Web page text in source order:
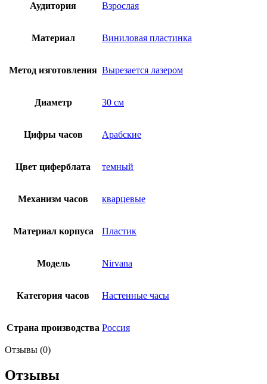
Аудитория Взрослая
Материал Виниловая пластинка
Метод изготовления Вырезается лазером
Диаметр 30 см
Цифры часов Арабские
Цвет циферблата темный
Механизм часов кварцевые
Материал корпуса Пластик
Модель Nirvana
Категория часов Настенные часы
Страна производства Россия
Отзывы (0)
Отзывы